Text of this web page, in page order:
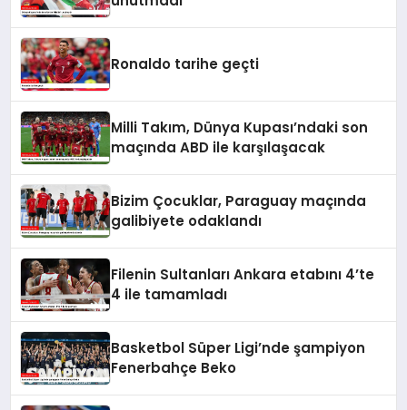
Ronaldo tarihe geçti
Milli Takım, Dünya Kupası’ndaki son
maçında ABD ile karşılaşacak
Bizim Çocuklar, Paraguay maçında
galibiyete odaklandı
Filenin Sultanları Ankara etabını 4’te
4 ile tamamladı
Basketbol Süper Ligi’nde şampiyon
Fenerbahçe Beko